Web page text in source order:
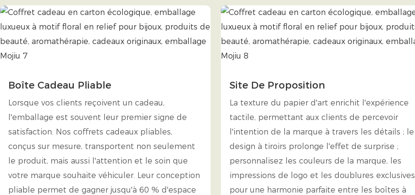
Boîte Cadeau Pliable
Lorsque vos clients reçoivent un cadeau,
l'emballage est souvent leur premier signe de
satisfaction. Nos coffrets cadeaux pliables,
conçus sur mesure, transportent non seulement
le produit, mais aussi l'attention et le soin que
votre marque souhaite véhiculer. Leur conception
pliable permet de gagner jusqu'à 60 % d'espace
Site De Proposition
La texture du papier d'art enrichit l'expérience
tactile, permettant aux clients de percevoir
l'intention de la marque à travers les détails ; le
design à tiroirs prolonge l'effet de surprise ;
personnalisez les couleurs de la marque, les
impressions de logo et les doublures exclusives
pour une harmonie parfaite entre les boîtes à